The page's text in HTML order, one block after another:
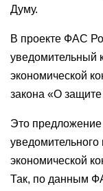
Думу.
В проекте ФАС
уведомительный
экономической
закона «О
Это предложение
уведомительного
экономической
Так, по данным